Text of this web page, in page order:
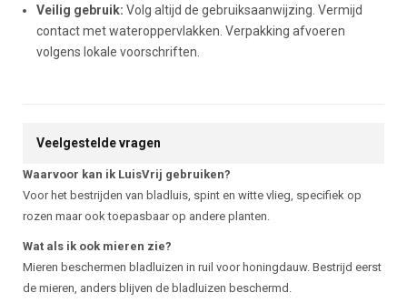
Veilig gebruik: Volg altijd de gebruiksaanwijzing. Vermijd
contact met wateroppervlakken. Verpakking afvoeren
volgens lokale voorschriften.
Veelgestelde vragen
Waarvoor kan ik LuisVrij gebruiken?
Voor het bestrijden van bladluis, spint en witte vlieg, specifiek op
rozen maar ook toepasbaar op andere planten.
Wat als ik ook mieren zie?
Mieren beschermen bladluizen in ruil voor honingdauw. Bestrijd eerst
de mieren, anders blijven de bladluizen beschermd.